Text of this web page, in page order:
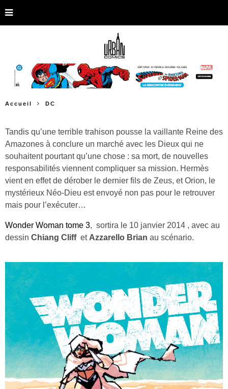
Accueil DC
Tandis qu’une terrible trahison pousse la vaillante Reine des
Amazones à conclure un marché avec les Dieux qui ne
souhaitent pourtant qu’une chose : sa mort, de nouvelles
responsabilités viennent compliquer sa mission. Hermès
vient en effet de dérober le dernier fils de Zeus, et Orion, le
mystérieux Néo-Dieu est envoyé non pas pour le retrouver
mais pour l’exécuter…
Wonder Woman tome 3, sortira le 10 janvier 2014 , avec au
dessin Chiang Cliffet Azzarello Brian au scénario.